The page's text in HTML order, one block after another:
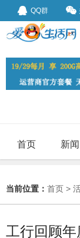
QQ群
首页 新
当前位置： 首页 >
工行回顾